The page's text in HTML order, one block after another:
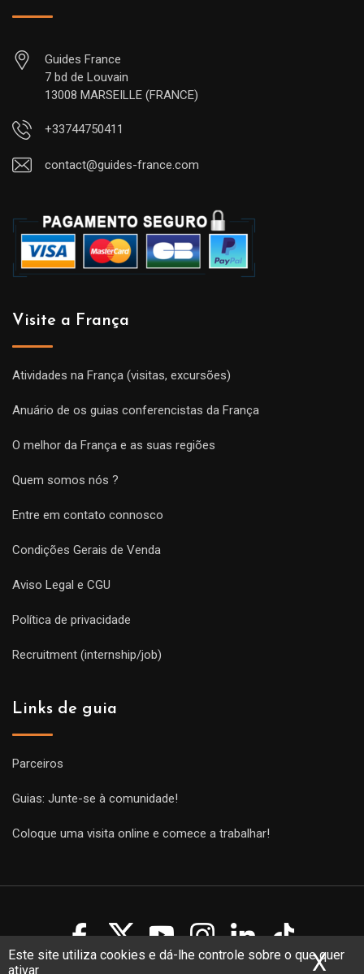
Este site utiliza cookies e dá-lhe controle sobre o que quer
ativar
X
Guides France
7 bd de Louvain
13008 MARSEILLE (FRANCE)
+33744750411
contact@guides-france.com
Visite a França
Atividades na França (visitas, excursões)
Anuário de os guias conferencistas da França
O melhor da França e as suas regiões
Quem somos nós ?
Entre em contato connosco
Condições Gerais de Venda
Aviso Legal e CGU
Política de privacidade
Recruitment (internship/job)
Links de guia
Parceiros
Guias: Junte-se à comunidade!
Coloque uma visita online e comece a trabalhar!